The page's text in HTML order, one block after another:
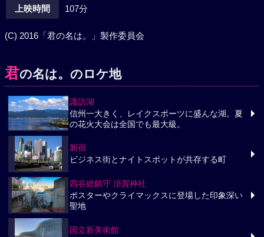
上映時間 107分
(C) 2016「君の名は。」製作委員会
君の名は。のロケ地
諏訪湖
信州一大きく、レイクスポーツに盛んな湖。夏
の花火大会は全国でも最大級。
新宿
ビジネス街とナイトスポットが共存する町
四谷総鎮守 須賀神社
ポスターやクライマックスに登場した印象深い
聖地
国立新美術館